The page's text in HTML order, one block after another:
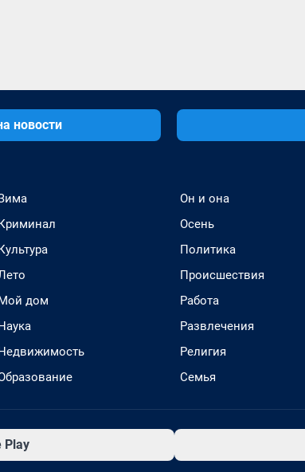
новости
дом
Он и она
Осень
Политика
Происшествия
Работа
Развлечения
Религия
Семья
Play